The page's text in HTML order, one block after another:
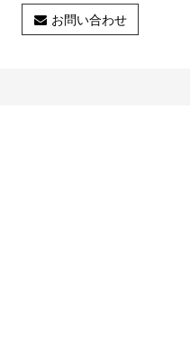
お問い合わせ